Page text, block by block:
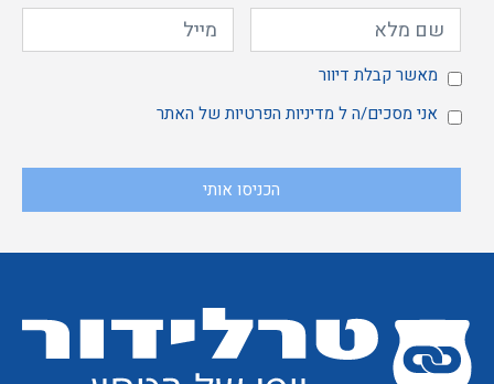
מאשר
קבלת
מאשר קבלת דיוור
אני
אני מסכים/ה ל מדיניות הפרטיות של האתר
הכניסו אותי